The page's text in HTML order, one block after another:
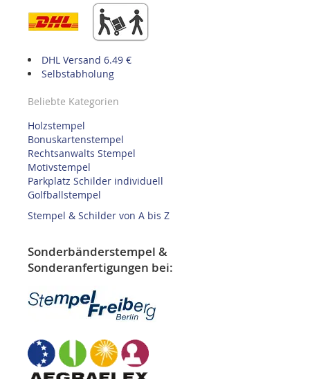
DHL Versand 6.49 €
Selbstabholung
Beliebte Kategorien
Holzstempel
Bonuskartenstempel
Rechtsanwalts Stempel
Motivstempel
Parkplatz Schilder individuell
Golfballstempel
Stempel & Schilder von A bis Z
Sonderbänderstempel &
Sonderanfertigungen bei: